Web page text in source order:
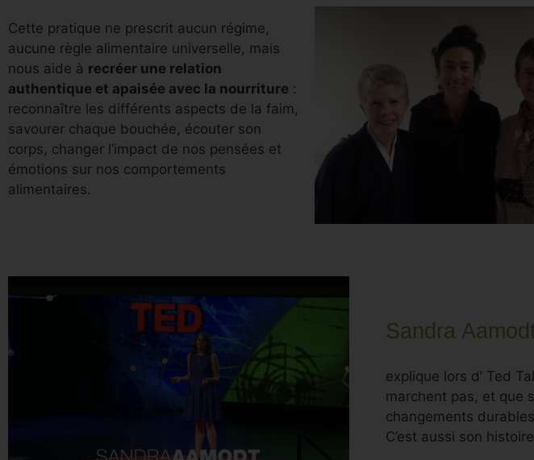
Cette pratique ne prescrit aucun régime,
aucune règle alimentaire universelle, mais
nous aide à recréer une relation
authentique et apaisée avec la nourriture :
reconnaître les différents aspects de la faim,
savourer chaque bouchée, écouter son
corps, changer l’impact de nos pensées et
émotions sur nos comportements
alimentaires.
Sandra
explique lors d’ Ted
marchent pas, et que
changements
C’est aussi son